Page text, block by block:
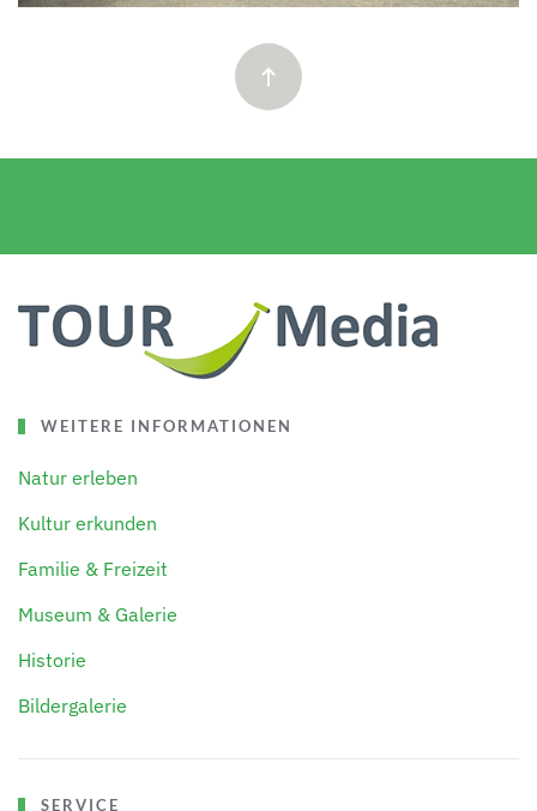
WEITERE INFORMATIONEN
Natur erleben
Kultur erkunden
Familie & Freizeit
Museum & Galerie
Historie
Bildergalerie
SERVICE